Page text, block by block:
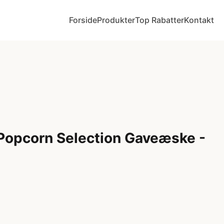
ForsideProdukterTop RabatterKontakt
Selection Gaveæske -